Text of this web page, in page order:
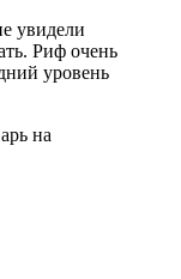
увидели
Риф очень
уровень
на